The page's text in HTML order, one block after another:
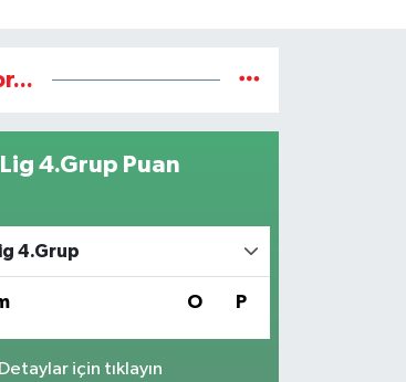
4.Grup Puan
4.Grup
O P
Detaylar için tıklayın